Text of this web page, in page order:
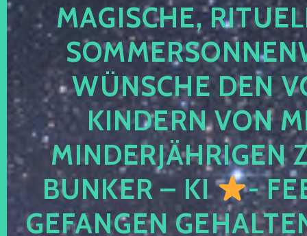
MAGISCHE,
WÜNSCHE DEN
KINDERN VON
MINDERJÄHRIGEN
BUNKER – KI
-
GEFANGEN